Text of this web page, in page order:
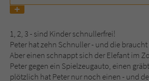
1, 2, 3 - sind Kinder schnullerfrei!
Peter hat zehn Schnuller - und die
Aber einen schnappt sich der Elefant im
Peter gegen ein Spielzeugauto, einen
plötzlich hat Peter nur noch einen - und
Anbieter Literatur-Couch Medien
Laufzeit 1 Jahr